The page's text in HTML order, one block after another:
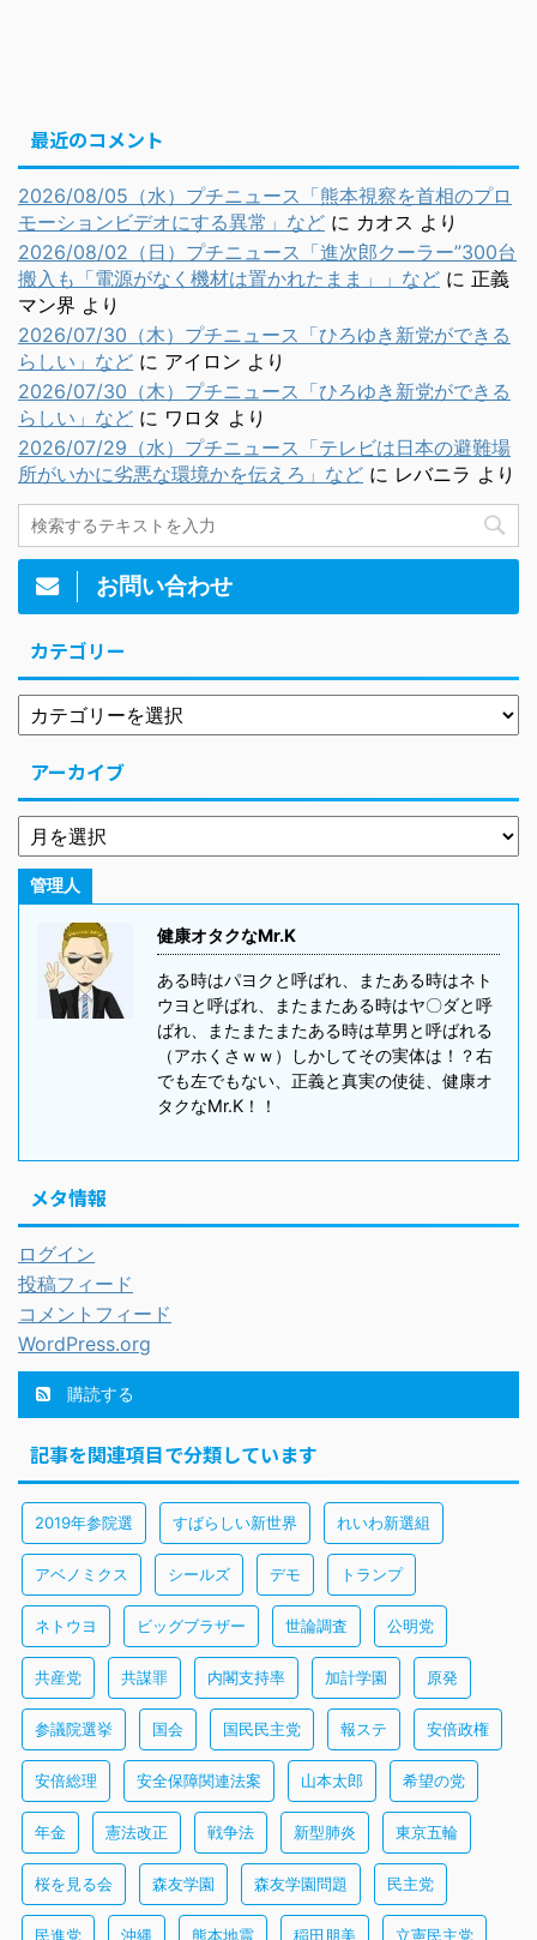
最近のコメント
2026/08/05（水）プチニュース「熊本視察を首相のプロ
モーションビデオにする異常」など に カオス より
2026/08/02（日）プチニュース「進次郎クーラー”300台
搬入も「電源がなく機材は置かれたまま」」など に 正義
マン界 より
2026/07/30（木）プチニュース「ひろゆき新党ができる
らしい」など に アイロン より
2026/07/30（木）プチニュース「ひろゆき新党ができる
らしい」など に ワロタ より
2026/07/29（水）プチニュース「テレビは日本の避難場
所がいかに劣悪な環境かを伝えろ」など に レバニラ より
お問い合わせ
カテゴリー
アーカイブ
管理人
健康オタクなMr.K
ある時はパヨクと呼ばれ、またある時はネト
ウヨと呼ばれ、またまたある時はヤ〇ダと呼
ばれ、またまたまたある時は草男と呼ばれる
（アホくさｗｗ）しかしてその実体は！？右
でも左でもない、正義と真実の使徒、健康オ
タクなMr.K！！
メタ情報
ログイン
投稿フィード
コメントフィード
WordPress.org
購読する
記事を関連項目で分類しています
2019年参院選 すばらしい新世界 れいわ新選組
アベノミクス シールズ デモ トランプ
ネトウヨ ビッグブラザー 世論調査 公明党
共産党 共謀罪 内閣支持率 加計学園 原発
参議院選挙 国会 国民民主党 報ステ 安倍政権
安倍総理 安全保障関連法案 山本太郎 希望の党
年金 憲法改正 戦争法 新型肺炎 東京五輪
桜を見る会 森友学園 森友学園問題 民主党
民進党 沖縄 熊本地震 稲田朋美 立憲民主党